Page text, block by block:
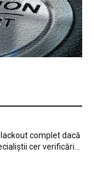
complet dacă
cer verificări…